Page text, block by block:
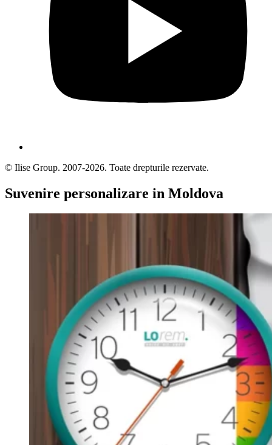
© Ilise Group. 2007-2026. Toate drepturile rezervate.
Suvenire personalizare in Moldova